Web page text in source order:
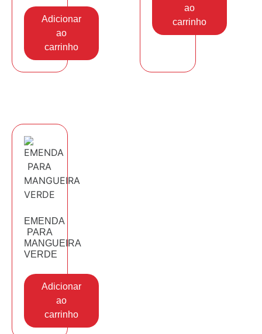
Adicionar
ao
carrinho
ao
carrinho
EMENDA
PARA
MANGUEIRA
VERDE
Adicionar
ao
carrinho